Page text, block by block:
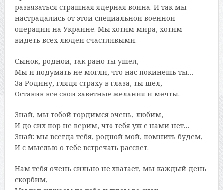
развязаться страшная ядерная война. И так мы
настрадались от этой специальной военной
операции на Украине. Мы хотим мира, хотим
видеть всех людей счастливыми.
Сынок, родной, так рано ты ушел,
Мы и подумать не могли, что нас покинешь ты…
За Родину, глядя страху в глаза, ты шел,
Оставив все свои заветные желания и мечты.
Знай, мы тобой гордимся очень, любим,
И до сих пор не верим, что тебя уж с нами нет…
Знай: мы всегда тебя, родной мой, помнить будем,
И с мыслью о тебе встречать рассвет.
Нам тебя очень сильно не хватает, мы каждый день
скорбим,